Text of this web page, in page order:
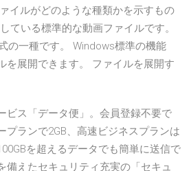
イルがどのような種類かを示すもの
ている標準的な動画ファイルです。
の一種です。 Windows標準の機能
を展開できます。 ファイルを展開す
ビス「データ便」。会員登録不要で
プランで2GB、高速ビジネスプランは
を超えるデータでも簡単に送信で
備えたセキュリティ充実の「セキュ